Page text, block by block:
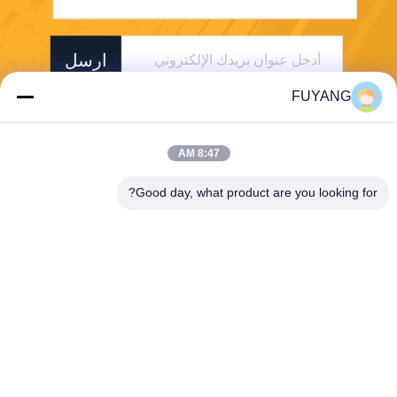
ارسل
Shenzhen FUYANG Technology Group Co.
FUYANG
8:47 AM
Good day, what product are you looking for?